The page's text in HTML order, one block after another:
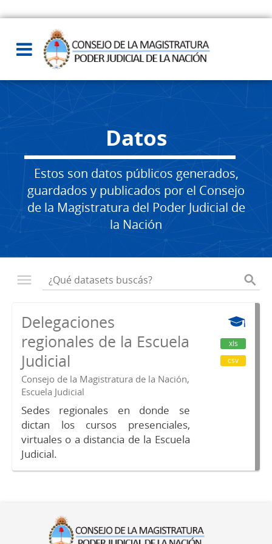
Datos
Estos son datos públicos generados,
guardados y publicados por el Consejo
de la Magistratura del Poder Judicial de
la Nación
Delegaciones
regionales de la Escuela
Judicial
Consejo de la Magistratura de la Nación,
Escuela Judicial
Sedes regionales en donde se
dictan los cursos presenciales,
virtuales o a distancia de la Escuela
Judicial.
xls
csv